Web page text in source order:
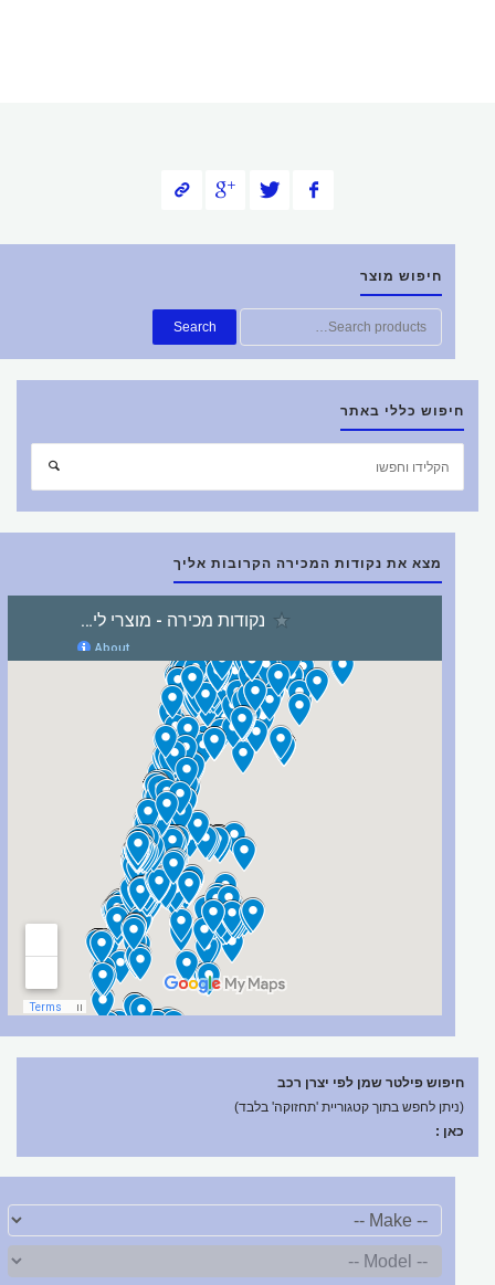
חיפוש מוצר
חפש
את:
Search
חיפוש כללי באתר
חיפוש
מצא את נקודות המכירה הקרובות אליך
חיפוש פילטר שמן לפי יצרן רכב
(ניתן לחפש בתוך קטגוריית 'תחזוקה' בלבד)
כאן :